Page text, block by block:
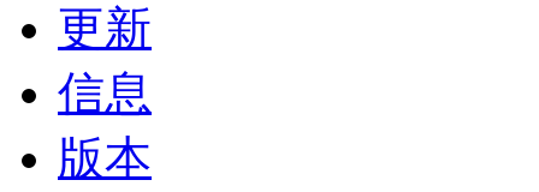
更新
信息
版本